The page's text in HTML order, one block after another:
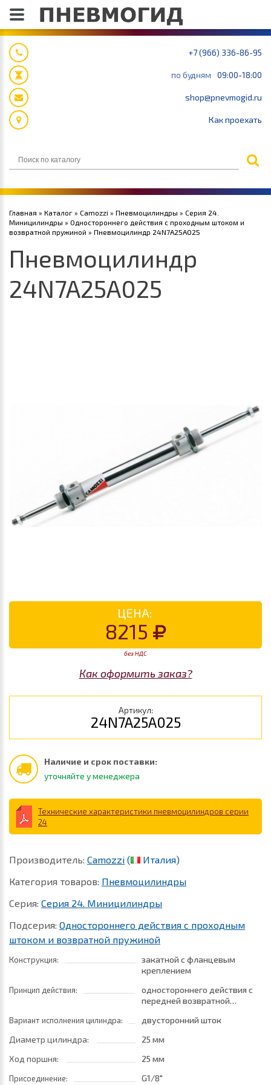
+7 (966) 336-86-95
по будням 09:00-18:00
shop@pnevmogid.ru
Как проехать
Главная » Каталог » Camozzi » Пневмоцилиндры » Серия 24.
Миницилиндры » Одностороннего действия с проходным штоком и
возвратной пружиной » Пневмоцилиндр 24N7A25A025
Пневмоцилиндр
24N7A25A025
ЦЕНА:
8215
без НДС
Как оформить заказ?
Артикул:
24N7A25A025
Наличие и срок поставки:
уточняйте у менеджера
Технические характеристики пневмоцилиндров серии
24
Производитель: Camozzi (
Италия)
Категория товаров: Пневмоцилиндры
Серия: Серия 24. Миницилиндры
Подсерия: Одностороннего действия с проходным
штоком и возвратной пружиной
Конструкция:
закатной с фланцевым
креплением
Принцип действия:
одностороннего действия с
передней возвратной
Вариант исполнения цилиндра:
двусторонний шток
Диаметр цилиндра:
25 мм
Ход поршня:
25 мм
Присоединение: G1/8"